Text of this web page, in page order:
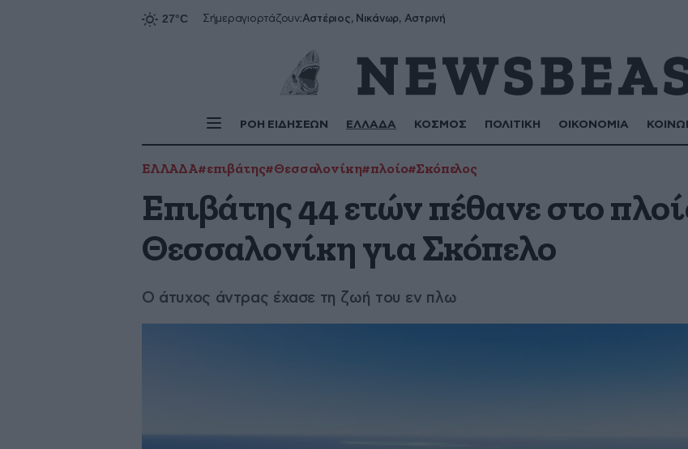
Σήμεραγιορτάζουν:Αστέριος, Νικάνωρ, Αστρινή
ΡΟΗ ΕΙΔΗΣΕΩΝ ΕΛΛΑΔΑ ΚΟΣΜΟΣ ΠΟΛΙΤΙΚΗ ΟΙΚΟΝΟΜΙΑ
ΕΛΛΑΔΑ#επιβάτης#Θεσσαλονίκη#πλοίο#Σκόπελος
Επιβάτης 44 ετών πέθανε στο
Θεσσαλονίκη για Σκόπελο
Ο άτυχος άντρας έχασε τη ζωή του εν πλω